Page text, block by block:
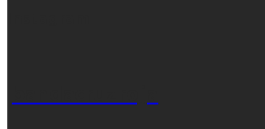
bandacruzroja